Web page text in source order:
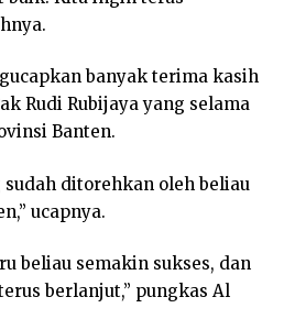
banyak terima kasih
Rudi Rubijaya yang selama
Banten.
sudah ditorehkan oleh beliau
ucapnya.
beliau semakin sukses, dan
berlanjut,” pungkas Al